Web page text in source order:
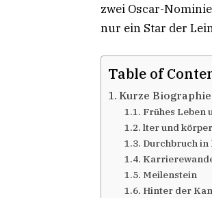
zwei Oscar-
nur ein Star der
Table of
Kurze Biographie
Frühes Leben
lter und
Durchbruch in
Meilenstein
Hinter der